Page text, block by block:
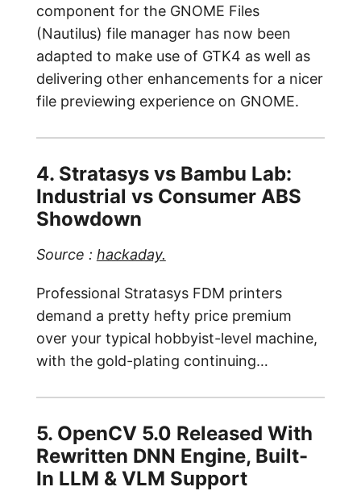
component for the GNOME Files
(Nautilus) file manager has now been
adapted to make use of GTK4 as well as
delivering other enhancements for a nicer
file previewing experience on GNOME.
4. Stratasys vs Bambu Lab:
Industrial vs Consumer ABS
Showdown
Source : hackaday.
Professional Stratasys FDM printers
demand a pretty hefty price premium
over your typical hobbyist-level machine,
with the gold-plating continuing…
5. OpenCV 5.0 Released With
Rewritten DNN Engine, Built-
In LLM & VLM Support